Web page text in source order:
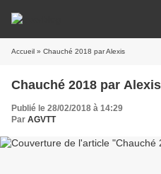
Accueil » Chauché 2018 par Alexis
Chauché 2018 par Alexis
Publié le 28/02/2018 à 14:29
Par AGVTT